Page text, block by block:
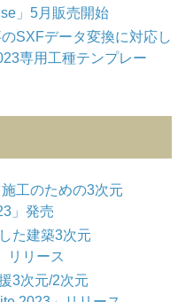
」5月販売開始
SXFデータ変換に対応し
専用工種テンプレー
工のための3次元
」発売
た建築3次元
リリース
3次元/2次元